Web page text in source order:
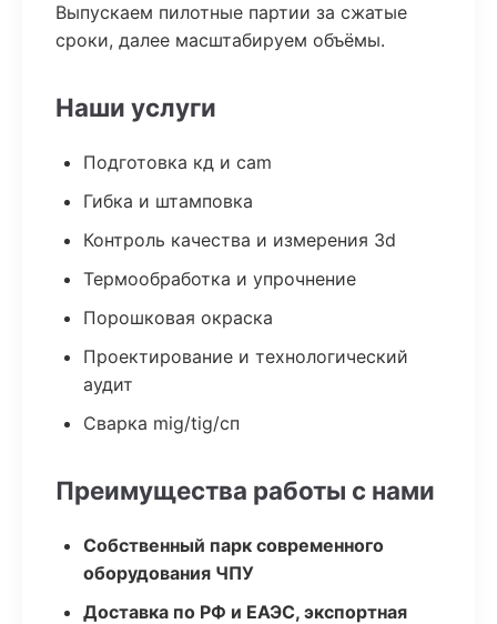
Выпускаем пилотные партии за сжатые
сроки, далее масштабируем объёмы.
Наши услуги
Подготовка кд и cam
Гибка и штамповка
Контроль качества и измерения 3d
Термообработка и упрочнение
Порошковая окраска
Проектирование и технологический
аудит
Сварка mig/tig/сп
Преимущества работы с нами
Собственный парк современного
оборудования ЧПУ
Доставка по РФ и ЕАЭС, экспортная